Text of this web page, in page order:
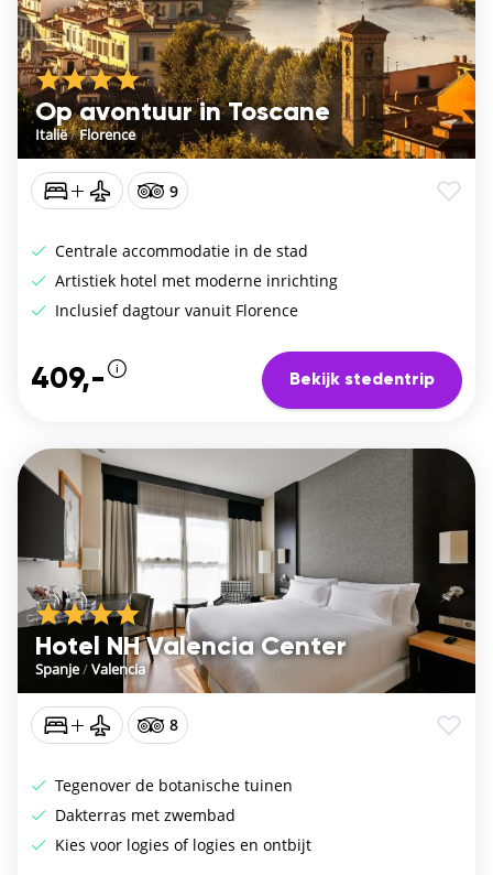
Op avontuur in Toscane
Italië/Florence
9
Centrale accommodatie in de stad
Artistiek hotel met moderne inrichting
Inclusief dagtour vanuit Florence
409,- Bekijk stedentrip
Hotel NH Valencia Center
Spanje/Valencia
8
Tegenover de botanische tuinen
Dakterras met zwembad
Kies voor logies of logies en ontbijt